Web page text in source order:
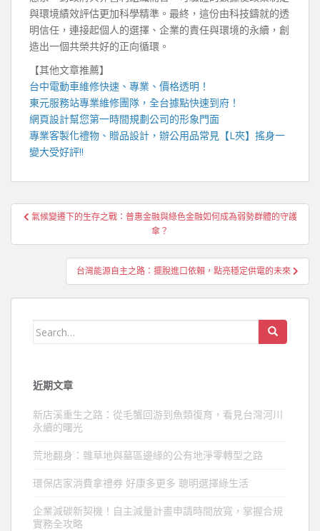
與環境績效評估更加科學精準。最終，這份由科技鑄就的透
明信任，連接起個人的選擇、企業的責任與環境的永續，創
造出一個共榮共好的正向循環。
【其他文章推薦】
台中電動車維修快速、專業、價格透明！
東元服務站專業維修團隊，全台據點快速到府！
網頁設計幫您第一時間規劃公司的形象門面
專業客製化禮物、贈品設計，辦公用品常見【L夾】搖身一
變大受好評!!
文
導
氣候變遷下的生存之戰：普惠金融與綠色金融如何成為弱勢群體的守護
傘？
台灣能源自主之路：擺脫進口依賴，點亮穩定供電的未來
Search
近期文章
新店溪重生之路：從毛蟹回游到魚類復育，看見台灣河川
永續的曙光
荒地翻身：雜草地與墓區邊緣的公有地淨零轉型之路
環保店家消費拿禮券 好康多更多 聰明選擇綠生活
企業減碳新契機！自主減量計畫申請時間放寬，掌握合規
實務全攻略